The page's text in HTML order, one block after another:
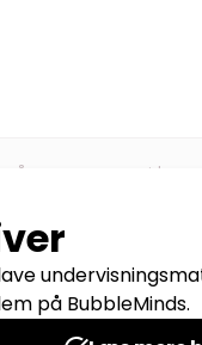
en og samme side
når jeg har
været en